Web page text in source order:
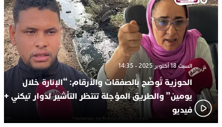
السبت 18 أكتوبر 2025 - 14:35
الحوزية تُوضّح بالصفقات والأرقام: “الإنارة خلال
يومين” والطريق المؤجلة تنتظر التأشير لدوار تيكني +
فيديو